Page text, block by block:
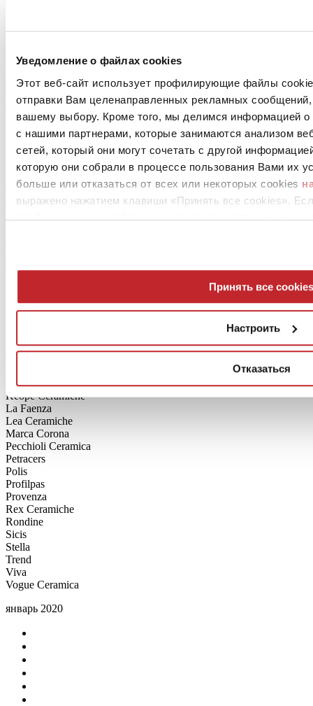
Уведомление о файлах cookies
Этот веб-сайт использует профилирующие файлы
отправки Вам целенаправленных рекламных
вашему выбору. Кроме того, мы делимся информацией
с нашими партнерами, которые занимаются анализом
сетей, который они могут сочетать с другой
которую они собрали в процессе пользования Вами их
больше или отказаться от всех или некоторых cookies
выражено нажатием клавиши «Принять все cookies».
профилирующих cookies, вы можете отказаться, нажав
Принять все cookies
Настроить
Отказаться
обстановки. Для этого много причин: экспозиция кажется
устаревшей, появилась интересная новинка и хочется
эффектно показать ее или просто… у кого-то из нас появилась
любопытная идея.
Список итальянских брендов:
Appiani
Caesar
Casa Dolce Casa
Cisal
Ergon
Francesco De Maio
Imola Ceramica
Keope Ceramiche
La Faenza
Lea Ceramiche
Marca Corona
Pecchioli Ceramica
Petracers
Polis
Profilpas
Provenza
Rex Ceramiche
Rondine
Sicis
Stella
Trend
Viva
Vogue Ceramica
январь 2020